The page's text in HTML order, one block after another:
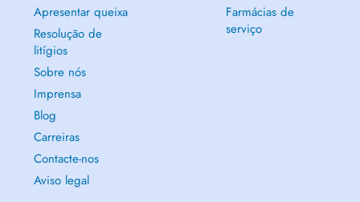
Apresentar queixa
Resolução de
litígios
Sobre nós
Imprensa
Blog
Carreiras
Contacte-nos
Aviso legal
Farmácias de
serviço